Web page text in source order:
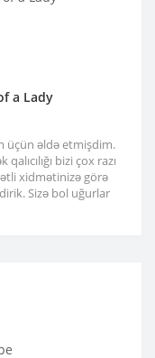
a Lady
üçün əldə etmişdim.
bizi çox razı
xidmətinizə görə
Sizə bol uğurlar